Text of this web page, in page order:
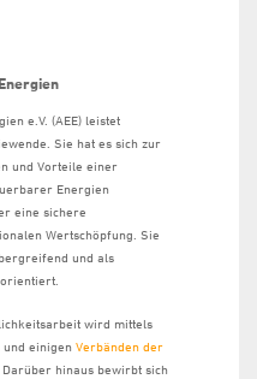
e.V. (AEE) leistet
Sie hat es sich zur
und Vorteile einer
Energien
eine sichere
Wertschöpfung. Sie
und als
wird mittels
und einigen Verbänden der
hinaus bewirbt sich